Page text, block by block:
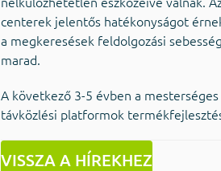
centerek jelentős hatékonyságot
a megkeresések feldolgozási
marad.
A következő 3-5 évben a
távközlési platformok
VISSZA A HÍREKHEZ